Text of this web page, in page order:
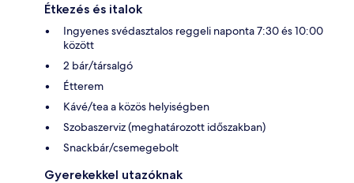
Étkezés és italok
Ingyenes svédasztalos reggeli naponta 7:30 és 10:00
között
2 bár/társalgó
Étterem
Kávé/tea a közös helyiségben
Szobaszerviz (meghatározott időszakban)
Snackbár/csemegebolt
Gyerekekkel utazóknak